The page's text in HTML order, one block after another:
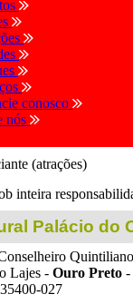
conosco
nós
(atrações)
inteira
Palácio do
Lajes - Ouro Preto -
027